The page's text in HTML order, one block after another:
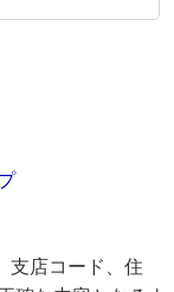
支店コード、住